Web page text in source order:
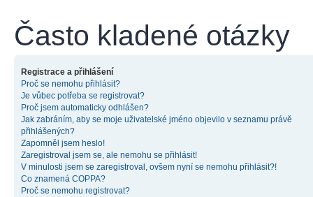
Často kladené otázky
Registrace a přihlášení
Proč se nemohu přihlásit?
Je vůbec potřeba se registrovat?
Proč jsem automaticky odhlášen?
Jak zabráním, aby se moje uživatelské jméno objevilo v seznamu právě
přihlášených?
Zapomněl jsem heslo!
Zaregistroval jsem se, ale nemohu se přihlásit!
V minulosti jsem se zaregistroval, ovšem nyní se nemohu přihlásit?!
Co znamená COPPA?
Proč se nemohu registrovat?